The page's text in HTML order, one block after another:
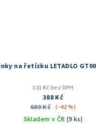
na řetízku LETADLO
321 Kč bez DPH
388 Kč
680 Kč (–42 %)
Skladem v ČR (9 ks)